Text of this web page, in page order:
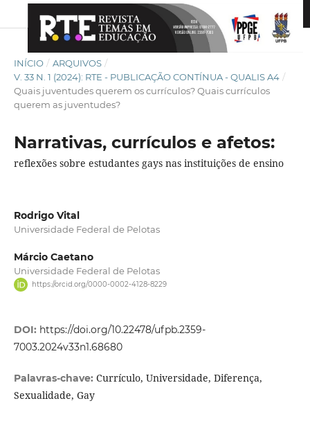
INÍCIO / ARQUIVOS /
V. 33 N. 1 (2024): RTE - PUBLICAÇÃO CONTÍNUA - QUALIS A4 /
Quais juventudes querem os currículos? Quais currículos
querem as juventudes?
Narrativas, currículos e afetos:
reflexões sobre estudantes gays nas instituições de ensino
Rodrigo Vital
Universidade Federal de Pelotas
Márcio Caetano
Universidade Federal de Pelotas
https://orcid.org/0000-0002-4128-8229
DOI: https://doi.org/10.22478/ufpb.2359-
7003.2024v33n1.68680
Palavras-chave: Currículo, Universidade, Diferença,
Sexualidade, Gay